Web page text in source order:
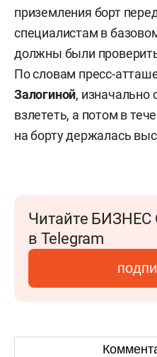
приземления борт
специалистам в
должны были
По словам пресс-
Залогиной, изначально
взлететь, а потом в
на борту держалась
Читайте БИЗНЕС
в Telegram